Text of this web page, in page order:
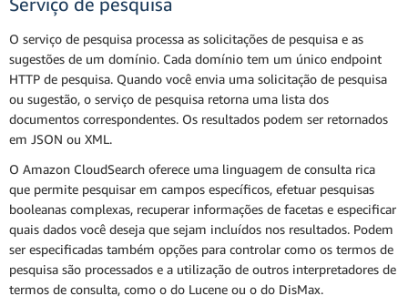
Serviço de pesquisa
O serviço de pesquisa processa as solicitações de pesquisa e as
sugestões de um domínio. Cada domínio tem um único endpoint
HTTP de pesquisa. Quando você envia uma solicitação de pesquisa
ou sugestão, o serviço de pesquisa retorna uma lista dos
documentos correspondentes. Os resultados podem ser retornados
em JSON ou XML.
O Amazon CloudSearch oferece uma linguagem de consulta rica
que permite pesquisar em campos específicos, efetuar pesquisas
booleanas complexas, recuperar informações de facetas e especificar
quais dados você deseja que sejam incluídos nos resultados. Podem
ser especificadas também opções para controlar como os termos de
pesquisa são processados e a utilização de outros interpretadores de
termos de consulta, como o do Lucene ou o do DisMax.